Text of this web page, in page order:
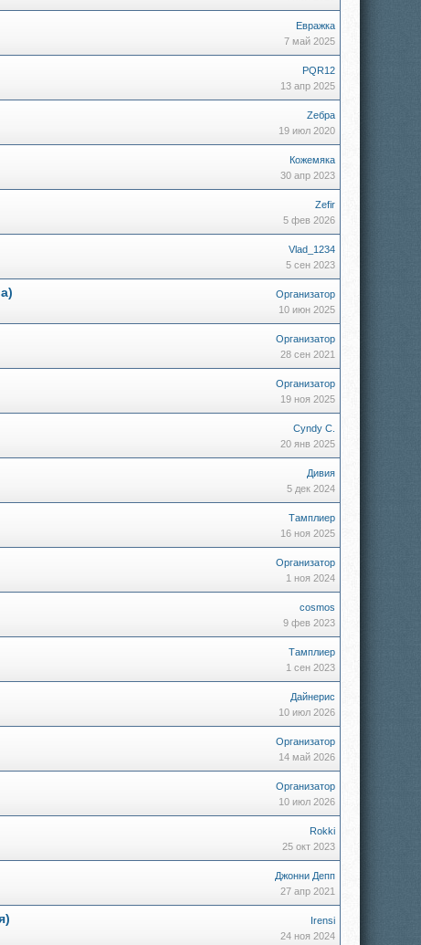
Евражкa
7 май 2025
PQR12
13 апр 2025
Zебра
19 июл 2020
Кожемяка
30 апр 2023
Zefir
5 фев 2026
Vlad_1234
5 сен 2023
Организатор
10 июн 2025
Организатор
28 сен 2021
Организатор
19 ноя 2025
Cyndy C.
20 янв 2025
Дивия
5 дек 2024
Тамплиер
16 ноя 2025
Организатор
1 ноя 2024
cosmos
9 фев 2023
Тамплиер
1 сен 2023
Дайнерис
10 июл 2026
Организатор
14 май 2026
Организатор
10 июл 2026
Rokki
25 окт 2023
Джонни Депп
27 апр 2021
Irensi
24 ноя 2024